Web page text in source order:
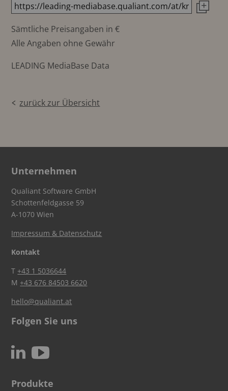
Sämtliche Preisangaben in €
Alle Angaben ohne Gewähr
LEADING MediaBase Data
zurück zur Übersicht
Unternehmen
Qualiant Software GmbH
Schottenfeldgasse 59
A-1070 Wien
Impressum & Datenschutz
Kontakt
T+43 1 5036644
M+43 676 84503 6620
hello@qualiant.at
Folgen Sie uns
N c
Produkte